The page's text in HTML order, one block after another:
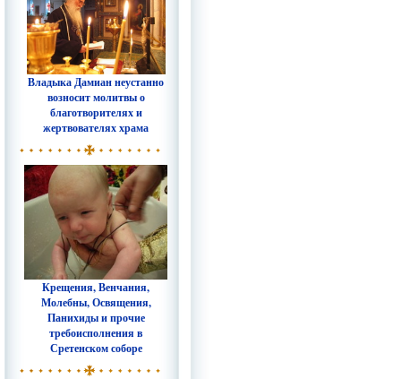
Владыка Дамиан неустанно
возносит молитвы о
благотворителях и
жертвователях храма
Крещения, Венчания,
Молебны, Освящения,
Панихиды и прочие
требоисполнения в
Сретенском соборе